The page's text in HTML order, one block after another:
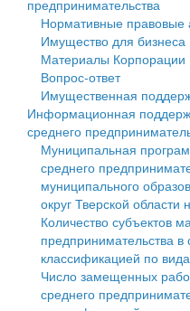
Государственные услуги
Промышленность и АПК
Экономика и бизнес
...
Символика
Устав
Гостям округа
Туризм
Культура
Образование
Здравоохранение
Социальная защита
муниципального округа
Администрация
Тверской области
Управление сельскими
Открытые данные
Работа с обращениями
Муниципальный контроль
Муниципальные услуги
Финансовое управление
Бюджет для граждан
Имущество
Выявление
объектов недвижимости
Имущественная
среднего
Информационная
предпринимательства
Нормативные правовые
Имущество для бизнеса
Материалы
Вопрос-ответ
Имущественная
Информационная
среднего
Муниципальная
среднего
муниципального
округ Тверской
Количество субъектов
предпринимательства в
классификацией по
Число замещенных
среднего